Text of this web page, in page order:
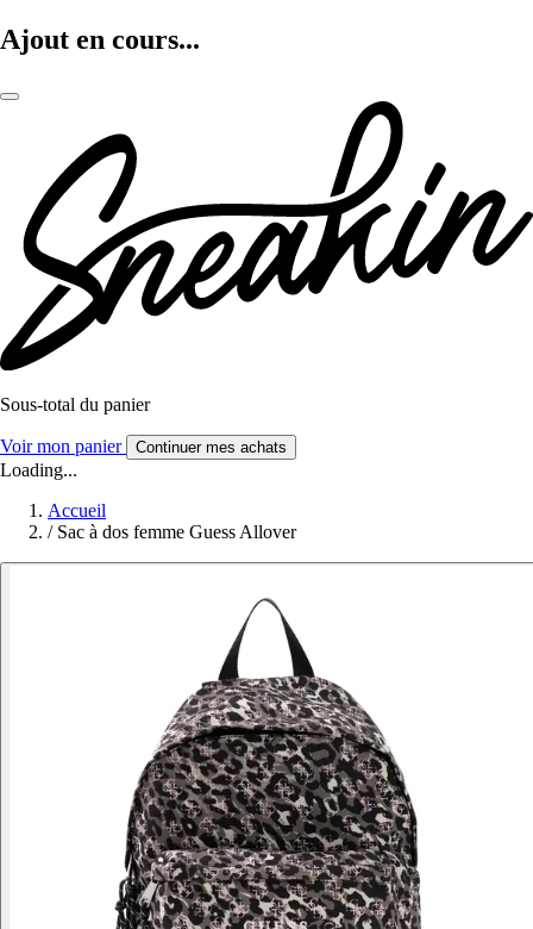
Ajout en cours...
Sous-total du panier
Voir mon panier Continuer mes achats
Loading...
Accueil
/ Sac à dos femme Guess Allover